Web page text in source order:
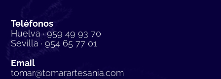
Teléfonos
Huelva · 959 49 93 70
Sevilla · 954 65 77 01
Email
tomar@tomarartesania.com